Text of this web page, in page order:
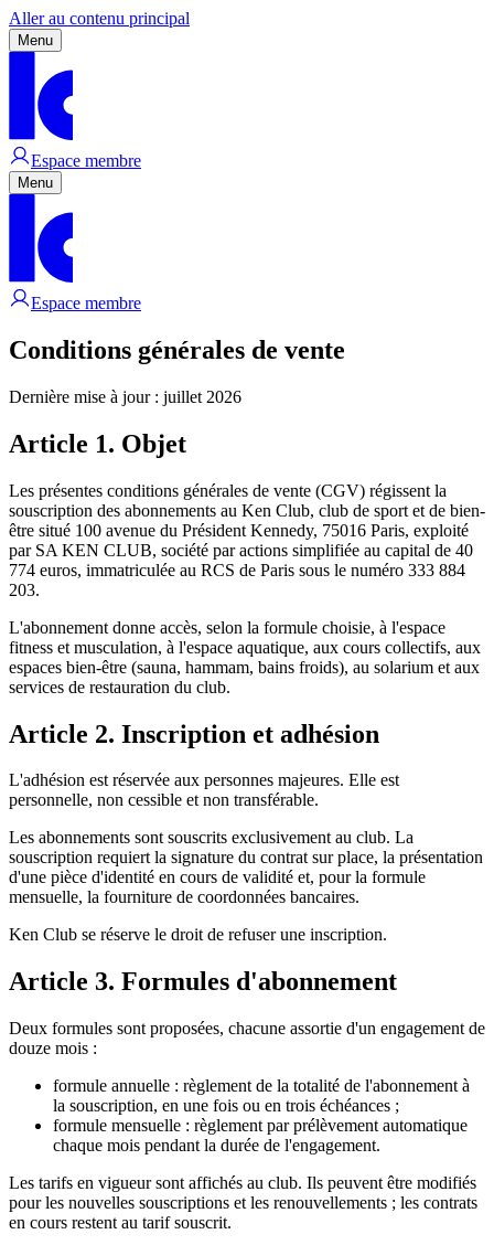
Aller au contenu principal
Menu
Espace membre
Menu
Espace membre
Conditions générales de vente
Dernière mise à jour : juillet 2026
Article 1. Objet
Les présentes conditions générales de vente (CGV) régissent la
souscription des abonnements au Ken Club, club de sport et de bien-
être situé 100 avenue du Président Kennedy, 75016 Paris, exploité
par SA KEN CLUB, société par actions simplifiée au capital de 40
774 euros, immatriculée au RCS de Paris sous le numéro 333 884
203.
L'abonnement donne accès, selon la formule choisie, à l'espace
fitness et musculation, à l'espace aquatique, aux cours collectifs, aux
espaces bien-être (sauna, hammam, bains froids), au solarium et aux
services de restauration du club.
Article 2. Inscription et adhésion
L'adhésion est réservée aux personnes majeures. Elle est
personnelle, non cessible et non transférable.
Les abonnements sont souscrits exclusivement au club. La
souscription requiert la signature du contrat sur place, la présentation
d'une pièce d'identité en cours de validité et, pour la formule
mensuelle, la fourniture de coordonnées bancaires.
Ken Club se réserve le droit de refuser une inscription.
Article 3. Formules d'abonnement
Deux formules sont proposées, chacune assortie d'un engagement de
douze mois :
formule annuelle : règlement de la totalité de l'abonnement à
la souscription, en une fois ou en trois échéances ;
formule mensuelle : règlement par prélèvement automatique
chaque mois pendant la durée de l'engagement.
Les tarifs en vigueur sont affichés au club. Ils peuvent être modifiés
pour les nouvelles souscriptions et les renouvellements ; les contrats
en cours restent au tarif souscrit.